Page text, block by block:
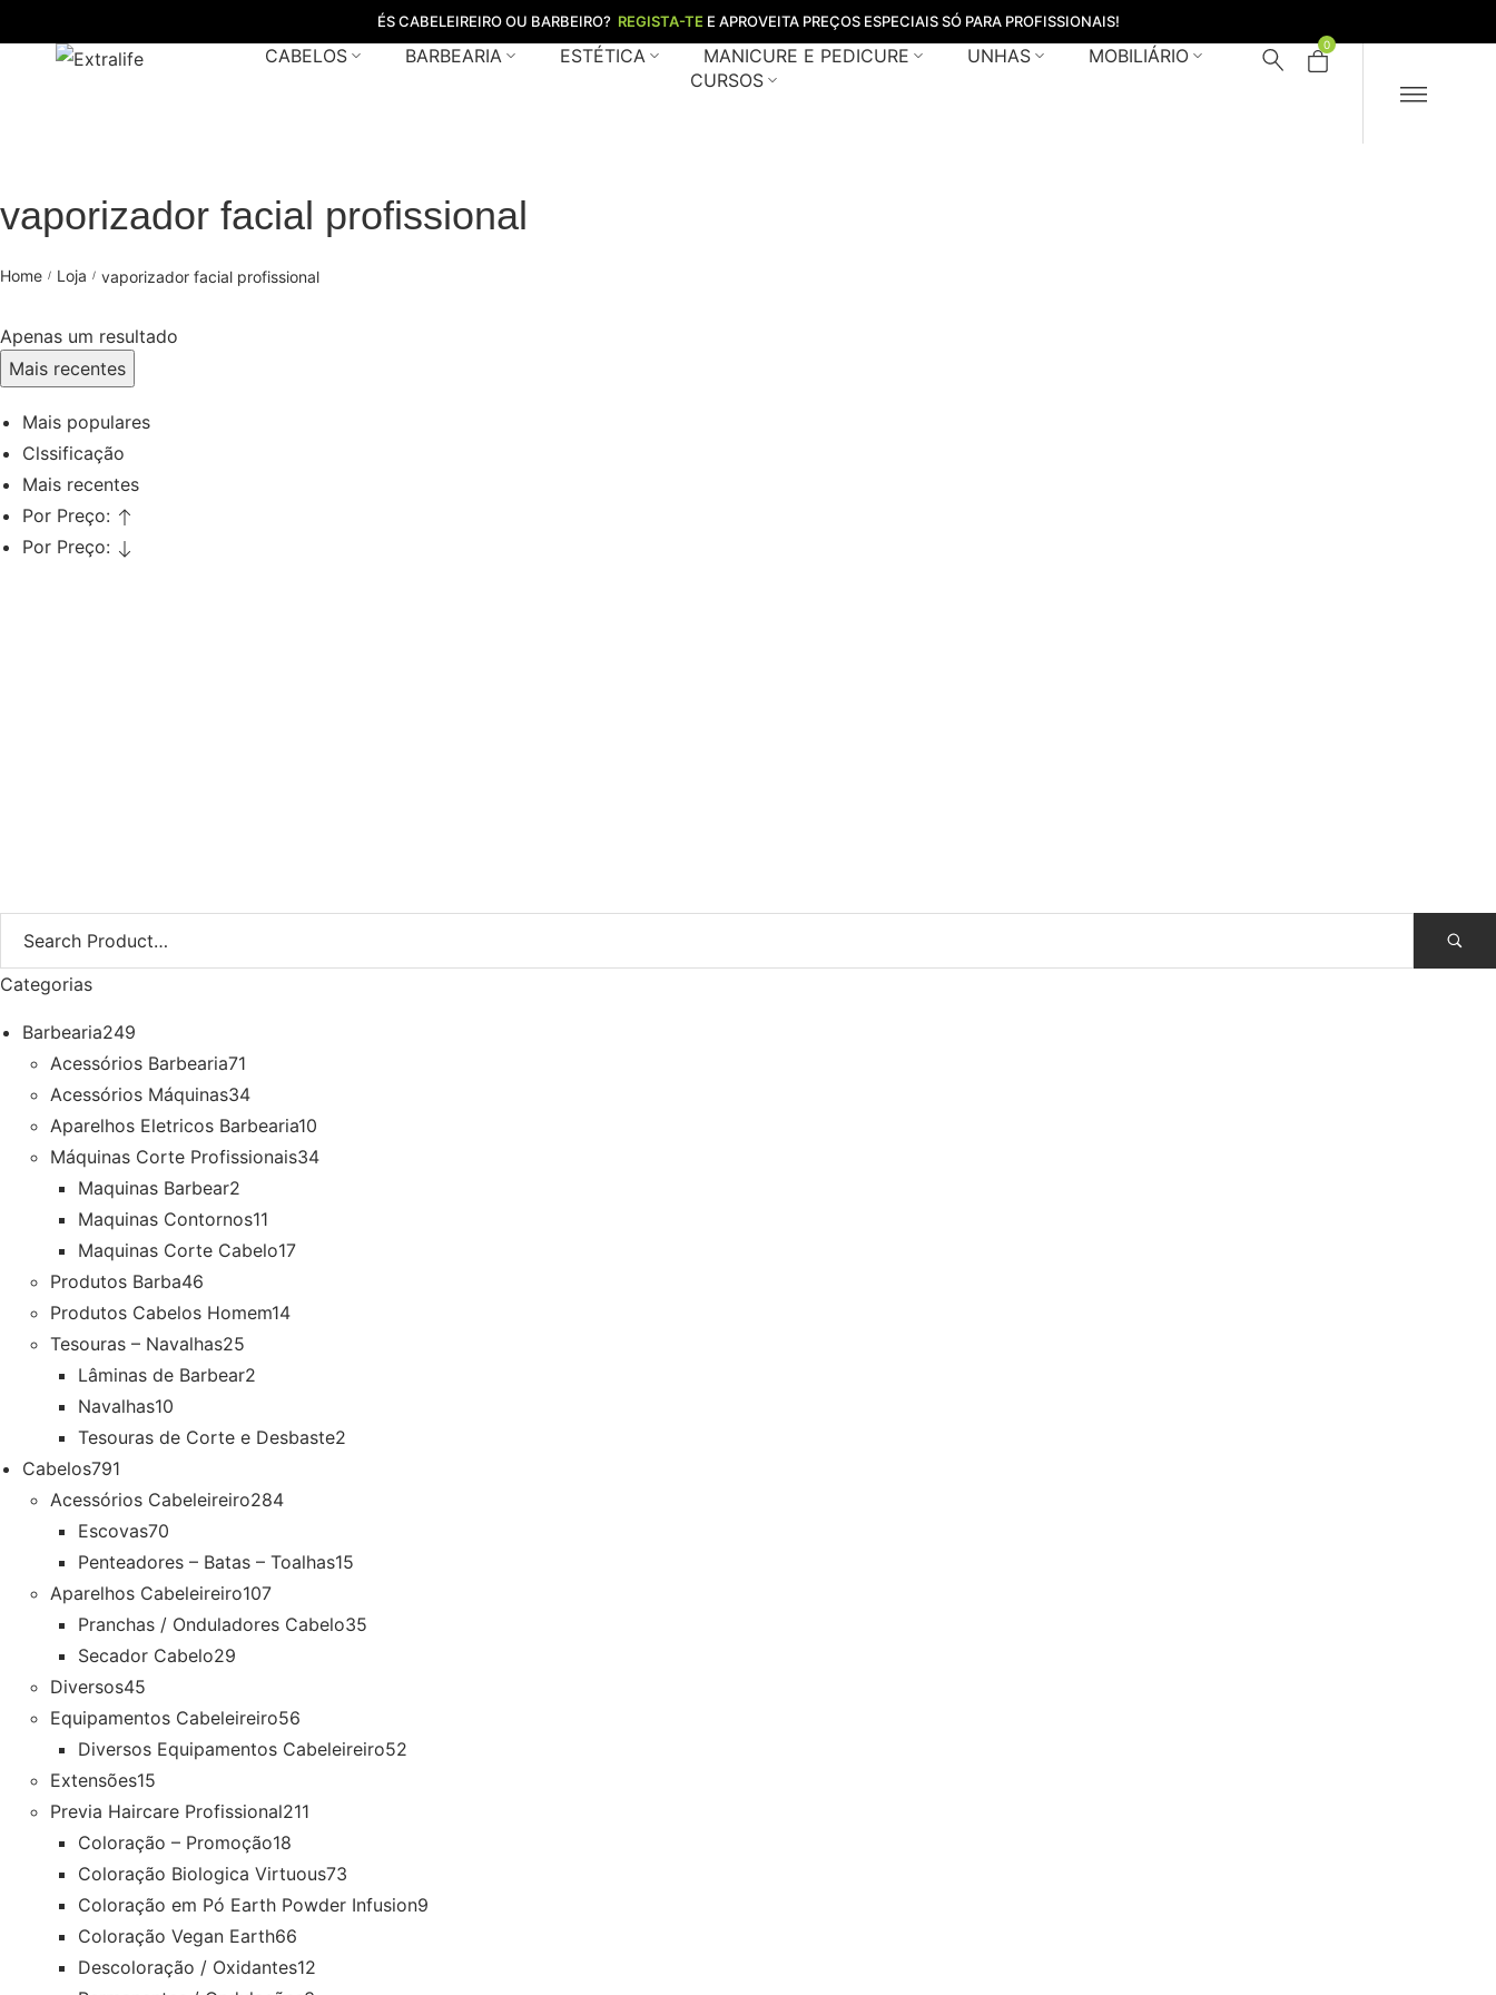
ÉS CABELEIREIRO OU BARBEIRO? REGISTA-TE E APROVEITA PREÇOS ESPECIAIS SÓ PARA PROFISSIONAIS!
CABELOS BARBEARIA ESTÉTICA MANICURE E PEDICURE UNHAS
MOBILIÁRIO
CURSOS
0
vaporizador facial profissional
Home / Loja / vaporizador facial profissional
Apenas um resultado
Mais recentes
Mais populares
Clssificação
Mais recentes
Por Preço:
Por Preço:
Categorias
Barbearia249
Acessórios Barbearia71
Acessórios Máquinas34
Aparelhos Eletricos Barbearia10
Máquinas Corte Profissionais34
Maquinas Barbear2
Maquinas Contornos11
Maquinas Corte Cabelo17
Produtos Barba46
Produtos Cabelos Homem14
Tesouras – Navalhas25
Lâminas de Barbear2
Navalhas10
Tesouras de Corte e Desbaste2
Cabelos791
Acessórios Cabeleireiro284
Escovas70
Penteadores – Batas – Toalhas15
Aparelhos Cabeleireiro107
Pranchas / Onduladores Cabelo35
Secador Cabelo29
Diversos45
Equipamentos Cabeleireiro56
Diversos Equipamentos Cabeleireiro52
Extensões15
Previa Haircare Profissional211
Coloração – Promoção18
Coloração Biologica Virtuous73
Coloração em Pó Earth Powder Infusion9
Coloração Vegan Earth66
Descoloração / Oxidantes12